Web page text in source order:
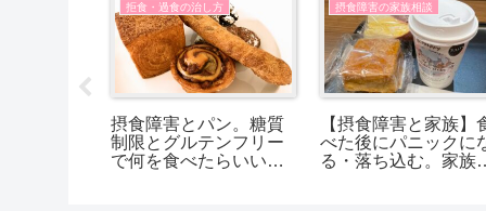
拒食・過食の治し方
摂食障害とパン。糖質
制限とグルテンフリー
で何を食べたらいいか
摂食障害の家族相談
【摂食障害と家族】
べた後にパニックに
る・落ち込む。家族